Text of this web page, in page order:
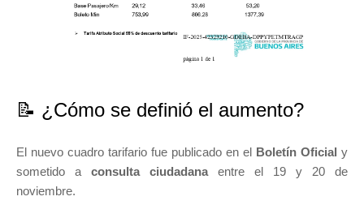
📝 ¿Cómo se definió el aumento?
El nuevo cuadro tarifario fue publicado en el Boletín Oficial y
sometido a consulta ciudadana entre el 19 y 20 de
noviembre.